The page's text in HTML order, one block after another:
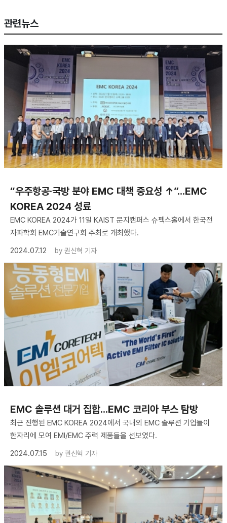
관련뉴스
“우주항공·국방 분야 EMC 대책 중요성 ↑”...EMC
KOREA 2024 성료
EMC KOREA 2024가 11일 KAIST 문지캠퍼스 슈펙스홀에서 한국전
자파학회 EMC기술연구회 주최로 개최했다.
2024.07.12
by 권신혁 기자
EMC 솔루션 대거 집합...EMC 코리아 부스 탐방
최근 진행된 EMC KOREA 2024에서 국내외 EMC 솔루션 기업들이
한자리에 모여 EMI/EMC 주력 제품들을 선보였다.
2024.07.15
by 권신혁 기자